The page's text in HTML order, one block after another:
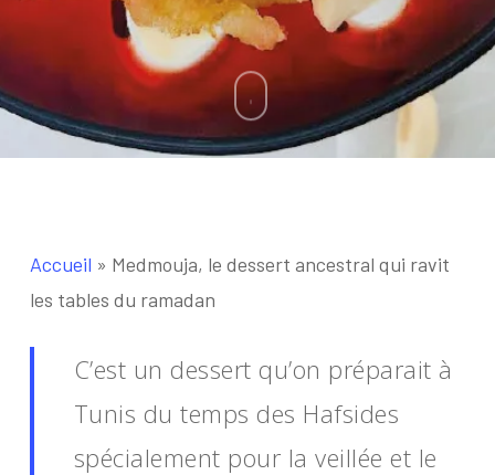
Accueil » Medmouja, le dessert ancestral qui ravit
les tables du ramadan
C’est un dessert qu’on préparait à
Tunis du temps des Hafsides
spécialement pour la veillée et le